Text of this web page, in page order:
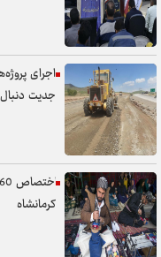
اجرای
جدیت
کرمانشاه